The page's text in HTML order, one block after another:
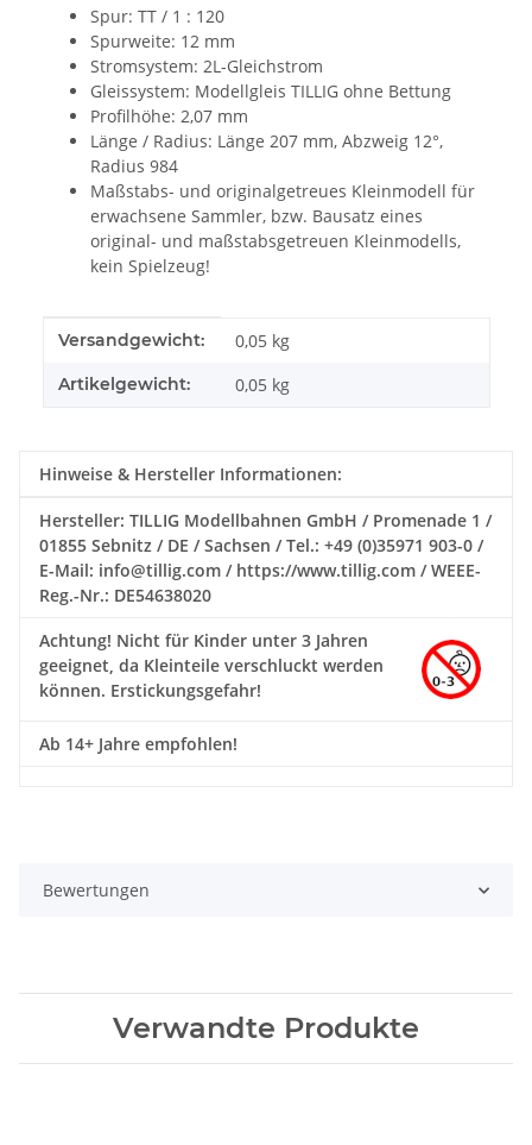
Spur: TT / 1 : 120
Spurweite: 12 mm
Stromsystem: 2L-Gleichstrom
Gleissystem: Modellgleis TILLIG ohne Bettung
Profilhöhe: 2,07 mm
Länge / Radius: Länge 207 mm, Abzweig 12°,
Radius 984
Maßstabs- und originalgetreues Kleinmodell für
erwachsene Sammler, bzw. Bausatz eines
original- und maßstabsgetreuen Kleinmodells,
kein Spielzeug!
Produkteigenschaft
Wert
Versandgewicht: 0,05 kg
Artikelgewicht: 0,05 kg
Hinweise & Hersteller Informationen:
Hersteller: TILLIG Modellbahnen GmbH / Promenade 1 /
01855 Sebnitz / DE / Sachsen / Tel.: +49 (0)35971 903-0 /
E-Mail: info@tillig.com / https://www.tillig.com / WEEE-
Reg.-Nr.: DE54638020
Achtung! Nicht für Kinder unter 3 Jahren
geeignet, da Kleinteile verschluckt werden
können. Erstickungsgefahr!
Ab 14+ Jahre empfohlen!
Bewertungen
Verwandte Produkte